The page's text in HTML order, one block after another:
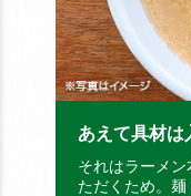
あえて具材は
それはラーメ
ただくため。